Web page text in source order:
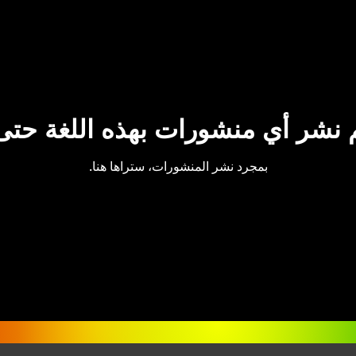
نشر أي منشورات بهذه اللغة
بمجرد نشر المنشورات، ستراها هنا.